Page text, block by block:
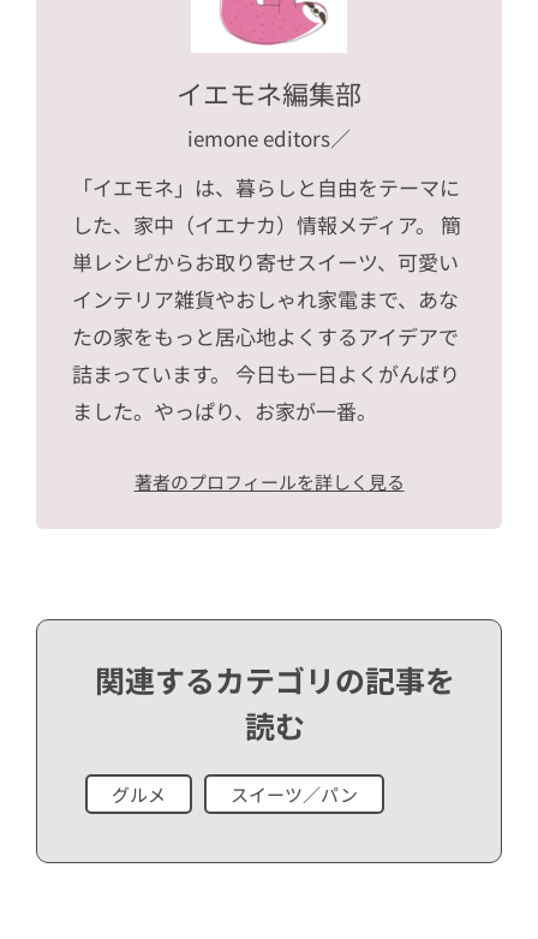
イエモネ編集部
iemone editors／
「イエモネ」は、暮らしと自由をテーマに
した、家中（イエナカ）情報メディア。 簡
単レシピからお取り寄せスイーツ、可愛い
インテリア雑貨やおしゃれ家電まで、あな
たの家をもっと居心地よくするアイデアで
詰まっています。 今日も一日よくがんばり
ました。やっぱり、お家が一番。
著者のプロフィールを詳しく見る
関連するカテゴリの記事を
読む
グルメ スイーツ／パン